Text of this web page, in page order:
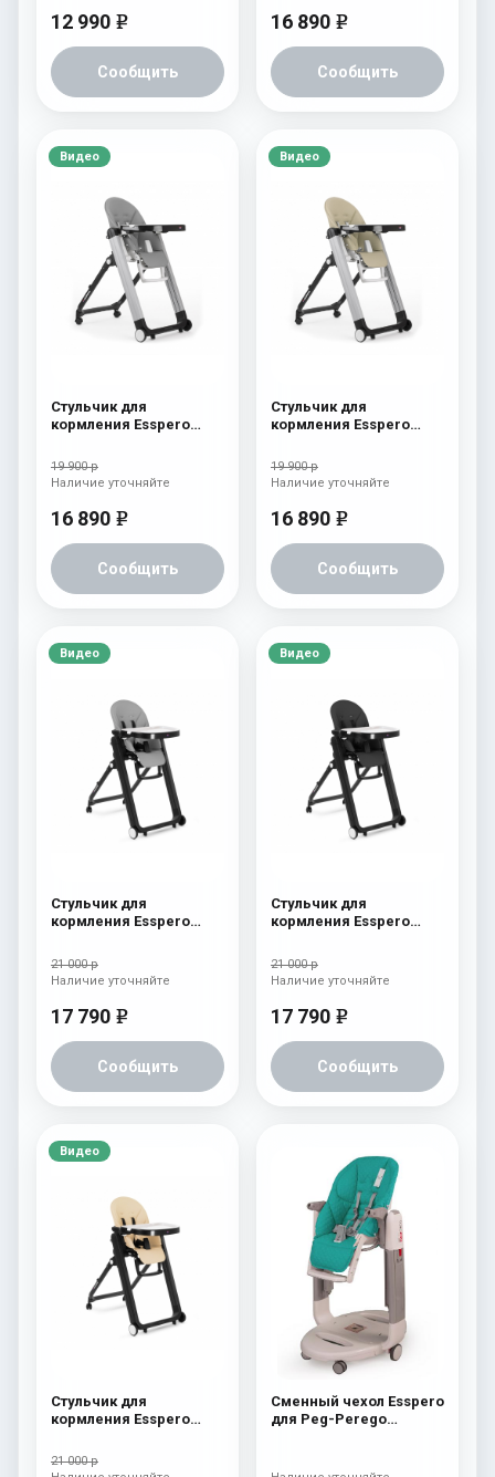
12 990 e
Сообщить
16 890 e
Сообщить
Видео
Стульчик для
кормления Esspero
19 900 р
16 890 e
Сообщить
Наличие уточняйте
Видео
Стульчик для
кормления Esspero
19 900 р
16 890 e
Сообщить
Наличие уточняйте
Видео
Стульчик для
кормления Esspero
21 000 р
17 790 e
Сообщить
Наличие уточняйте
Видео
Стульчик для
кормления Esspero
21 000 р
17 790 e
Сообщить
Наличие уточняйте
Видео
Стульчик для
кормления Esspero
21 000 р
Сменный чехол Esspero
для Peg-Perego